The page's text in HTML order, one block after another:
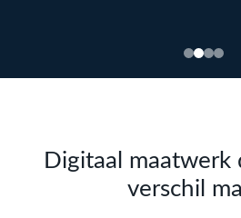
de SEO-
audit
Digitaal
verschil